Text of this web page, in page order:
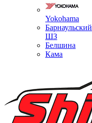
Yokohama
Барнаульский
ШЗ
Белшина
Кама